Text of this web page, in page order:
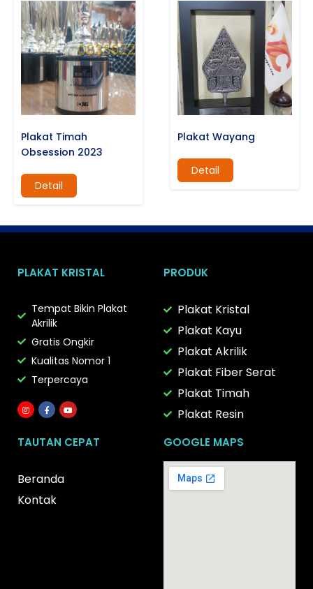
Plakat Timah
Obsession 2023
Detail
Plakat Wayang
Detail
PLAKAT KRISTAL
Tempat Bikin Plakat
Akrilik
Gratis Ongkir
Kualitas Nomor 1
Terpercaya
PRODUK
Plakat Kristal
Plakat Kayu
Plakat Akrilik
Plakat Fiber Serat
Plakat Timah
Plakat Resin
TAUTAN CEPAT
Beranda
Kontak
GOOGLE MAPS